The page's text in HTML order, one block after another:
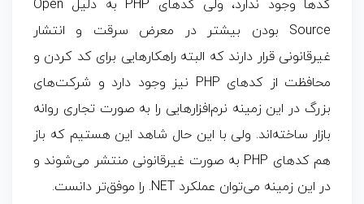
کدها وجود ندارد، ولی کدهای PHP به دلیل Open
Source بودن بیشتر در معرض سرقت و انتشار
غیرقانونی قرار دارند که البته راهکارهایی برای کد کردن و
محافظت از کدهای PHP نیز وجود دارد و شرکت‌های
بزرگ در این زمینه نرم‌افزارهایی را به صورت تجاری روانه
بازار ساخته‌اند. ولی با این حال شاهد این هستیم که باز
هم کدهای PHP به صورت غیرقانونی منتشر می‌شوند و
در این زمینه می‌توان عملکرد NET. را موفق‌تر دانست.